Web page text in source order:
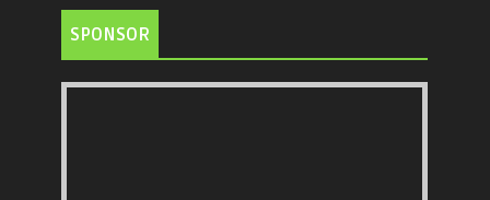
SPONSOR